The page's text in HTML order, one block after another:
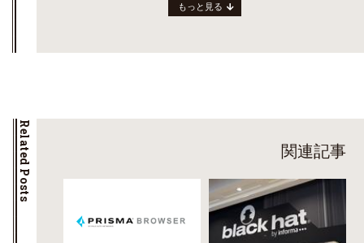
もっと見る
Related Posts 関連記事